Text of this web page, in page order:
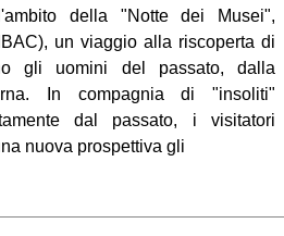
della "Notte dei Musei",
un viaggio alla riscoperta di
gli uomini del passato, dalla
In compagnia di "insoliti"
dal passato, i visitatori
nuova prospettiva gli